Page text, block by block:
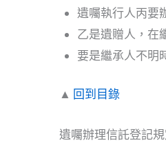
遺囑執行人丙要
乙是遺贈人，在
要是繼承人不明
▲ 回到目錄
遺囑辦理信託登記